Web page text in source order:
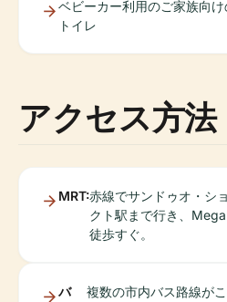
ベビーカー利用のご家族向
トイレ
アクセス方法
MRT:赤線でサンドゥオ・シ
クト駅まで行き、
徒歩すぐ。
バ
複数の市内バス路線が